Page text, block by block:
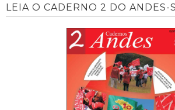
LEIA O CADERNO 2 DO ANDES-